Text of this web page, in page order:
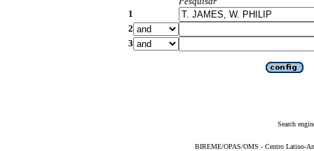
1
2
3
Search
BIREME/OPAS/OMS - Centro Latino-